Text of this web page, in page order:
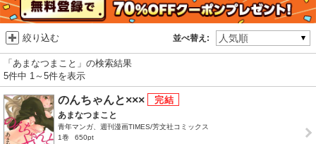
並べ替え:
絞り込む
「あまなつまこと」の検索結果
5件中 1～5件を表示
のんちゃんと×××
あまなつまこと
青年マンガ、週刊漫画TIMES/芳文社コミックス
1巻
650pt